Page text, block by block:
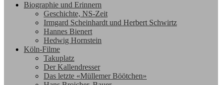
Biographie und Erinnern
Geschichte, NS-Zeit
Irmgard Scheinhardt und Herbert Schwirtz
Hannes Bienert
Hedwig Hornstein
Köln-Filme
Takuplatz
Der Kallendresser
Das letzte «Müllemer Böötchen»